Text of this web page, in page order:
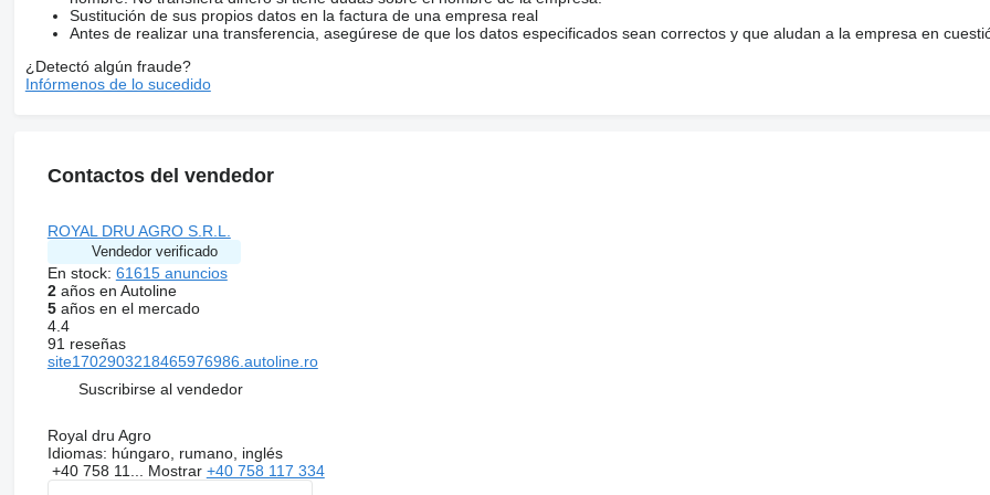
Sustitución de sus propios datos en la factura de una empresa real
Antes de realizar una transferencia, asegúrese de que los datos especificados sean correctos y que aludan a la empresa en
¿Detectó algún fraude?
Infórmenos de lo sucedido
Contactos del vendedor
ROYAL DRU AGRO S.R.L.
Vendedor verificado
En stock: 61615 anuncios
2años en Autoline
5años en el mercado
4.4
91 reseñas
site1702903218465976986.autoline.ro
Suscribirse al vendedor
Royal dru Agro
Idiomas: húngaro, rumano, inglés
+40 758 11... Mostrar +40 758 117 334